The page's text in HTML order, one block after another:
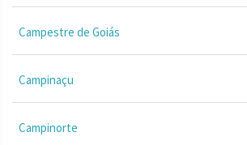
Campestre de Goiás
Campinaçu
Campinorte